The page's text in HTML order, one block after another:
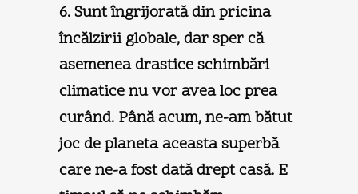
6. Sunt îngrijorată din pricina
încălzirii globale, dar sper că
asemenea drastice schimbări
climatice nu vor avea loc prea
curând. Până acum, ne-am bătut
joc de planeta aceasta superbă
care ne-a fost dată drept casă. E